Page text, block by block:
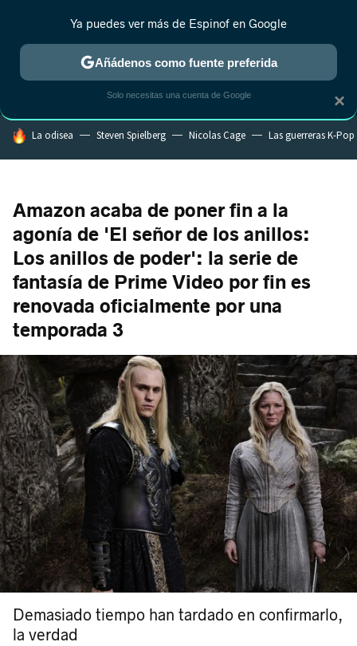
MENÚ NUEVO
ESTRENOS REALITY ANIME RANKINGS CINE
HOY SE HABLA DE
La odisea Steven Spielberg Nicolas Cage Las guerreras K-Pop
Amazon acaba de poner fin a la
agonía de 'El señor de los anillos:
Los anillos de poder': la serie de
fantasía de Prime Video por fin es
renovada oficialmente por una
temporada 3
Demasiado tiempo han tardado en confirmarlo,
la verdad
×
Ya puedes ver más de Espinof en Google
Añádenos como fuente preferida
Solo necesitas una cuenta de Google